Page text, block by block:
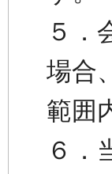
５．
場合
範囲
６．